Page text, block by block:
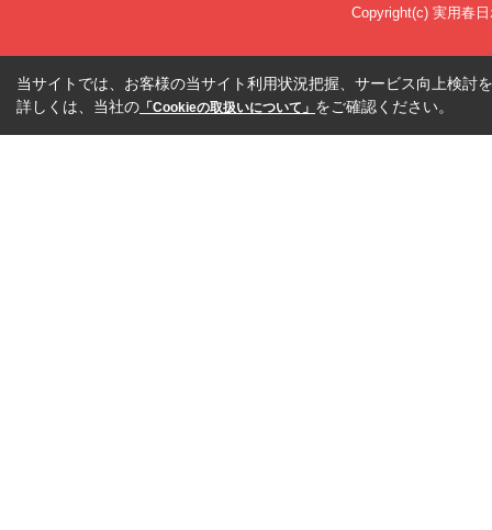
Copyright(c) 実用春
当サイトでは、お客様の当サイト利用状況把握、サービス向上検討
詳しくは、当社の 「Cookieの取扱いについて」 をご確認ください。